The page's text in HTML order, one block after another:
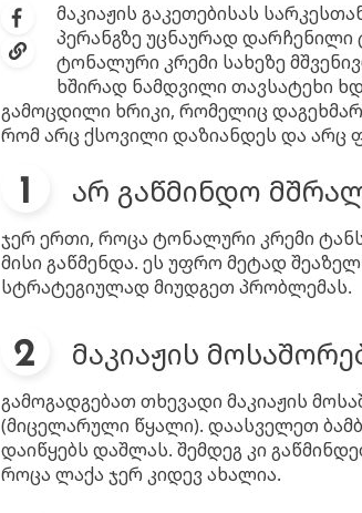
მაკიაჟის გაკეთებისას
პერანგზე უცნაურად
ტონალური კრემი სახეზე
ხშირად ნამდვილი თავსატეხი
გამოცდილი ხრიკი, რომელიც
რომ არც ქსოვილი დაზიანდეს და არც
არ გაწმინდო
ჯერ ერთი, როცა ტონალური კრემი
მისი გაწმენდა. ეს უფრო მეტად
სტრატეგიულად მიუდგეთ პრობლემას.
მაკიაჟის
გამოგადგებათ თხევადი მაკიაჟის
(მიცელარული წყალი). დაასველეთ
დაიწყებს დაშლას. შემდეგ კი
როცა ლაქა ჯერ კიდევ ახალია.